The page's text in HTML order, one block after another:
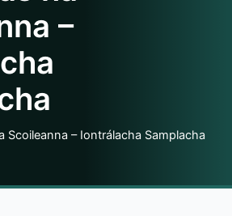
–
Scoileanna – Iontrálacha Samplacha